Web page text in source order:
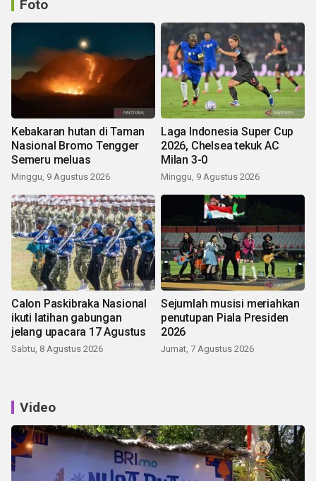
Foto
Kebakaran hutan di Taman
Nasional Bromo Tengger
Semeru meluas
Minggu, 9 Agustus 2026
Laga Indonesia Super Cup
2026, Chelsea tekuk AC
Milan 3-0
Minggu, 9 Agustus 2026
Calon Paskibraka Nasional
ikuti latihan gabungan
jelang upacara 17 Agustus
Sabtu, 8 Agustus 2026
Sejumlah musisi meriahkan
penutupan Piala Presiden
2026
Jumat, 7 Agustus 2026
Video